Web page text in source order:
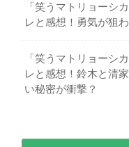
「笑うマトリョーシ
レと感想！勇気が狙
「笑うマトリョーシ
レと感想！鈴木と清
い秘密が衝撃？